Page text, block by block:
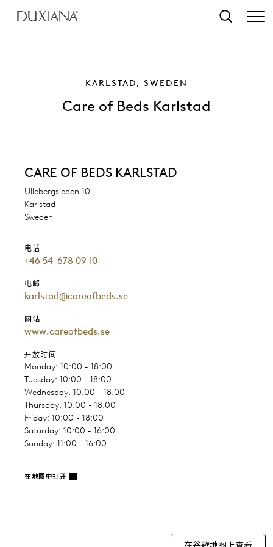
搜索
KARLSTAD, SWEDEN
Care of Beds Karlstad
CARE OF BEDS KARLSTAD
Ullebergsleden 10
Karlstad
Sweden
电话
+46 54-678 09 10
电邮
karlstad@careofbeds.se
网站
www.careofbeds.se
开放时间
Monday: 10:00 - 18:00
Tuesday: 10:00 - 18:00
Wednesday: 10:00 - 18:00
Thursday: 10:00 - 18:00
Friday: 10:00 - 18:00
Saturday: 10:00 - 16:00
Sunday: 11:00 - 16:00
在地图中打开